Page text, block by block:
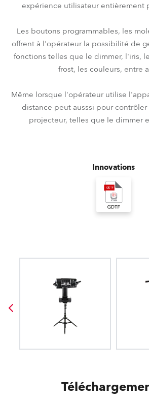
expérience utilisateur entièrement
Les boutons programmables, les
offrent à l'opérateur la possibilité de
fonctions telles que le dimmer, l'iris,
frost, les couleurs, entre
Même lorsque l'opérateur utilise
distance peut ausssi pour
projecteur, telles que le dimmer
Innovations